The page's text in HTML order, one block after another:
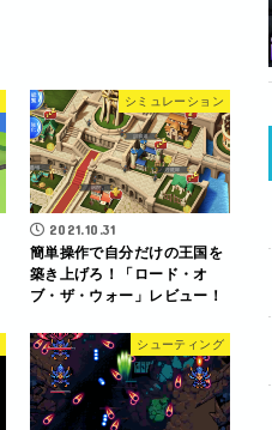
シミュレーション
2021.10.31
簡単操作で自分だけの王国を
築き上げろ！「ロード・オ
ブ・ザ・ウォー」レビュー！
シューティング